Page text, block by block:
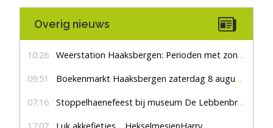
Overig nieuws
10:26 Weerstation Haaksbergen: Perioden met zon en droog
09:51 Boekenmarkt Haaksbergen zaterdag 8 augustus, marktplein Haaksbergen
07:16 Stoppelhaenefeest bij museum De Lebbenbrugge